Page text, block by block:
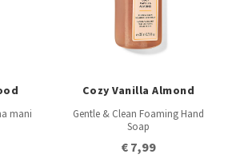
mani
Cozy Vanilla Almond
Gentle & Clean Foaming Hand
Soap
€ 7,99